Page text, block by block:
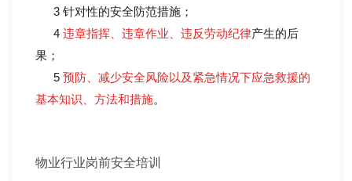
3 针对性的安全防范措施；
4 违章指挥、违章作业、违反劳动纪律产生的后
果；
5 预防、减少安全风险以及紧急情况下应急救援的
基本知识、方法和措施。
物业行业岗前安全培训